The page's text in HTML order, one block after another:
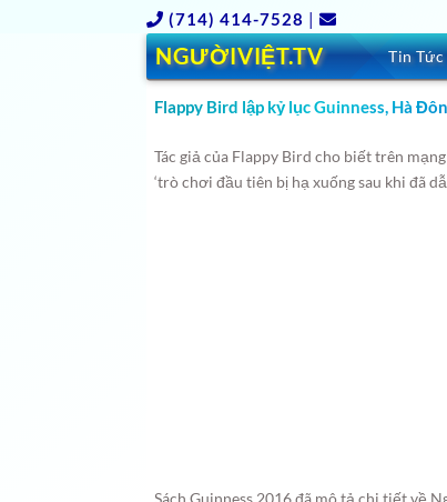
(714) 414-7528 |
NGƯỜIVIỆT.TV Tin Tức
Flappy Bird lập kỷ lục Guinness, Hà
Tác giả của Flappy Bird cho biết trên
‘trò chơi đầu tiên bị hạ xuống sau khi đã
Sách Guinness 2016 đã mô tả chi tiết về